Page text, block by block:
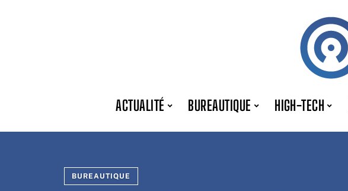
ACTUALITÉ BUREAUTIQUE HIGH-TECH
BUREAUTIQUE